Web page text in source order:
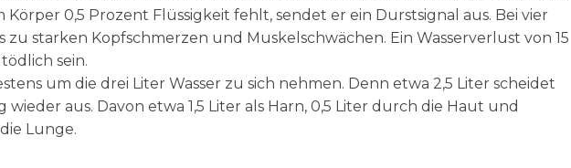
Körper 0,5 Prozent Flüssigkeit fehlt, sendet er ein Durstsignal aus. Bei vier
starken Kopfschmerzen und Muskelschwächen. Ein Wasserverlust von 15
sein.
um die drei Liter Wasser zu sich nehmen. Denn etwa 2,5 Liter scheidet
aus. Davon etwa 1,5 Liter als Harn, 0,5 Liter durch die Haut und
Lunge.